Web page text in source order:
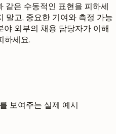
같은 수동적인 표현을 피하세
말고, 중요한 기여와 측정 가능
외부의 채용 담당자가 이해
하세요.
보여주는 실제 예시